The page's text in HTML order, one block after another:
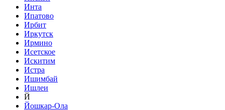
Инта
Ипатово
Ирбит
Иркутск
Ирмино
Исетское
Искитим
Истра
Ишимбай
Ишлеи
Й
Йошкар-Ола